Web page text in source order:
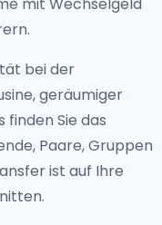
bei der
geräumiger
finden Sie das
Paare, Gruppen
ist auf Ihre